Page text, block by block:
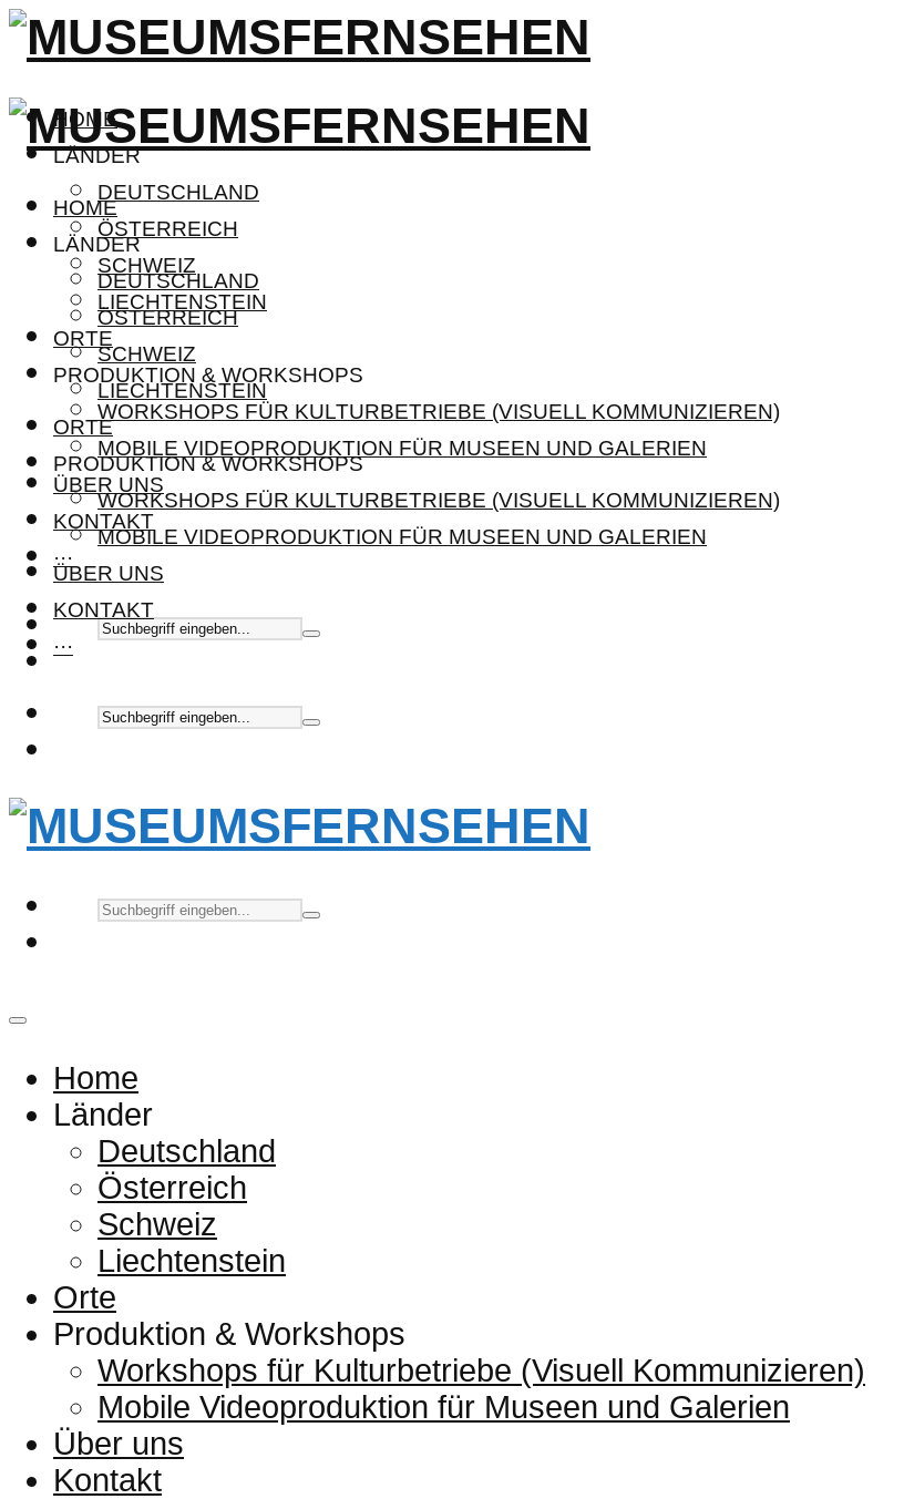
HOME
LÄNDER
DEUTSCHLAND
ÖSTERREICH
SCHWEIZ
LIECHTENSTEIN
ORTE
PRODUKTION & WORKSHOPS
WORKSHOPS FÜR KULTURBETRIEBE (VISUELL KOMMUNIZIEREN)
MOBILE VIDEOPRODUKTION FÜR MUSEEN UND GALERIEN
ÜBER UNS
KONTAKT
···
HOME
LÄNDER
DEUTSCHLAND
ÖSTERREICH
SCHWEIZ
LIECHTENSTEIN
ORTE
PRODUKTION & WORKSHOPS
WORKSHOPS FÜR KULTURBETRIEBE (VISUELL KOMMUNIZIEREN)
MOBILE VIDEOPRODUKTION FÜR MUSEEN UND GALERIEN
ÜBER UNS
KONTAKT
···
Home
Länder
Deutschland
Österreich
Schweiz
Liechtenstein
Orte
Produktion & Workshops
Workshops für Kulturbetriebe (Visuell Kommunizieren)
Mobile Videoproduktion für Museen und Galerien
Über uns
Kontakt